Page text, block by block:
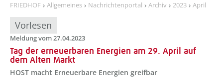
FRIEDHOF Allgemeines Nachrichtenportal Archiv 2023 April
Vorlesen
Meldung vom 27.04.2023
Tag der erneuerbaren Energien am 29. April auf
dem Alten Markt
HOST macht Erneuerbare Energien greifbar